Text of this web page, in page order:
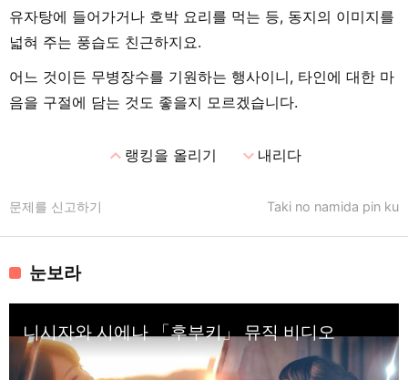
유자탕에 들어가거나 호박 요리를 먹는 등, 동지의 이미지를
넓혀 주는 풍습도 친근하지요.
어느 것이든 무병장수를 기원하는 행사이니, 타인에 대한 마
음을 구절에 담는 것도 좋을지 모르겠습니다.
expand_less랭킹을 올리기 expand_more내리다
Taki no namida pin ku
문제를 신고하기
눈보라
니시자와 시에나 「후부키」 뮤직 비디오